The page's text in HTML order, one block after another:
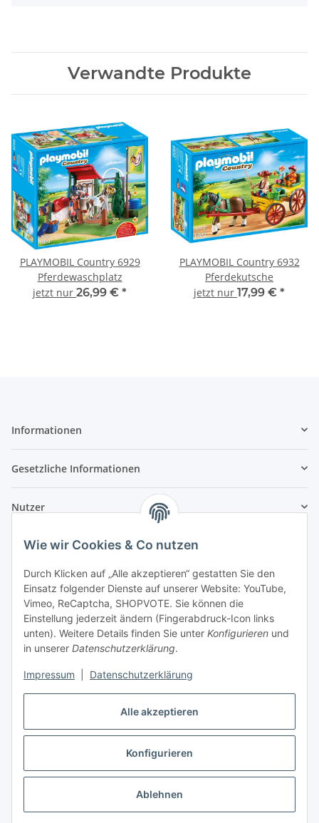
Alle akzeptieren
Konfigurieren
Ablehnen
Wie wir Cookies & Co nutzen
Durch Klicken auf „Alle akzeptieren“ gestatten Sie den
Einsatz folgender Dienste auf unserer Website: YouTube,
Vimeo, ReCaptcha, SHOPVOTE. Sie können die
Einstellung jederzeit ändern (Fingerabdruck-Icon links
unten). Weitere Details finden Sie unter Konfigurieren und
in unserer Datenschutzerklärung.
Impressum Datenschutzerklärung
Verwandte Produkte
PLAYMOBIL Country 6929
Pferdewaschplatz
jetzt nur 26,99 € *
PLAYMOBIL Country 6932
Pferdekutsche
jetzt nur 17,99 € *
Informationen
Gesetzliche Informationen
Nutzer